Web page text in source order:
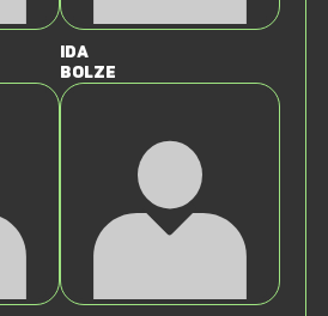
Ida
Bolze